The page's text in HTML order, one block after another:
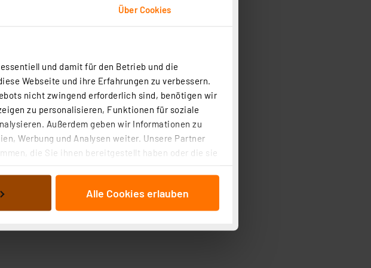
Über Cookies
und damit für den Betrieb und die
Webseite und ihre Erfahrungen zu verbessern.
nicht zwingend erforderlich sind, benötigen wir
zu personalisieren, Funktionen für soziale
Außerdem geben wir Informationen zu
Werbung und Analysen weiter. Unsere Partner
die Sie ihnen bereitgestellt haben oder die sie
ausgewählten Verarbeitungszwecke (Art. 6
nach Zweck und Anbieter ist durch Klick auf den
Alle Cookies erlauben